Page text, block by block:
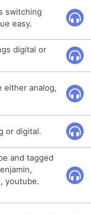
switching
easy.
digital or
either analog,
or digital.
and tagged
youtube.